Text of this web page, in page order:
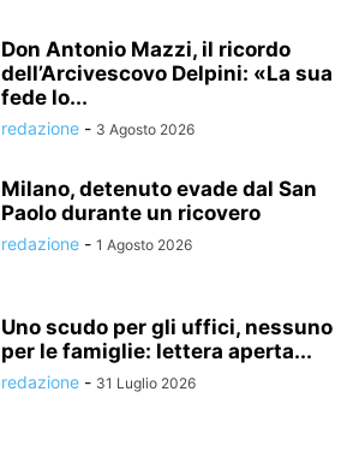
Don Antonio Mazzi, il ricordo
dell’Arcivescovo Delpini: «La sua
fede lo...
redazione - 3 Agosto 2026
Milano, detenuto evade dal San
Paolo durante un ricovero
redazione - 1 Agosto 2026
Uno scudo per gli uffici, nessuno
per le famiglie: lettera aperta...
redazione - 31 Luglio 2026